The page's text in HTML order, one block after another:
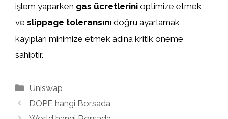
işlem yaparken gas ücretlerini optimize etmek
ve slippage toleransını doğru ayarlamak,
kayıpları minimize etmek adına kritik öneme
sahiptir.
Kategoriler
Uniswap
DOPE hangi Borsada